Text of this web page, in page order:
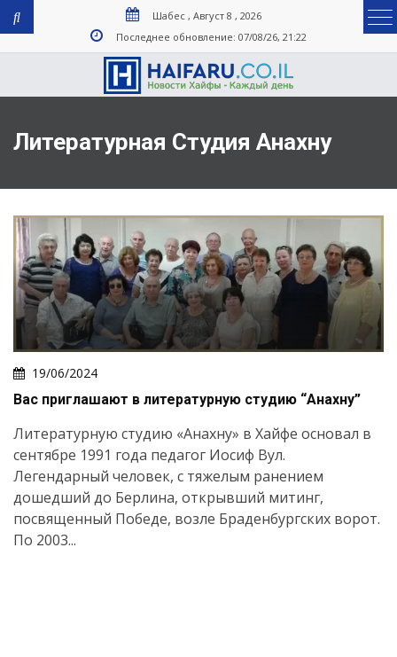
Шабес , Август 8 , 2026
Последнее обновление: 07/08/26, 21:22
Литературная Студия Анахну
19/06/2024
Вас приглашают в литературную студию “Анахну”
Литературную студию «Анахну» в Хайфе основал в
сентябре 1991 года педагог Иосиф Вул.
Легендарный человек, с тяжелым ранением
дошедший до Берлина, открывший митинг,
посвященный Победе, возле Браденбургских ворот.
По 2003...